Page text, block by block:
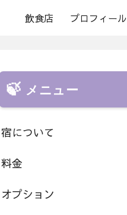
飲食店 プロフィール
メニュー
宿について
料金
オプション